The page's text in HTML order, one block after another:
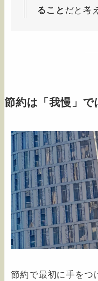
ること だと考
節約は「我慢」で
節約で最初に手をつ